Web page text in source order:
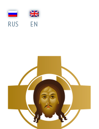
RUS EN